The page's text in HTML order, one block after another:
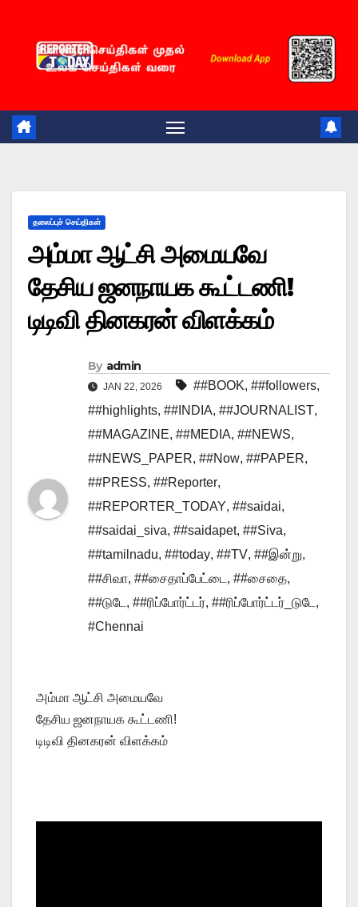
content
தலைப்புச் செய்திகள்
அம்மா ஆட்சி அமையவே
தேசிய ஜனநாயக கூட்டணி!
டிடிவி தினகரன் விளக்கம்
By admin
JAN 22, 2026 ##BOOK, ##followers,
##highlights, ##INDIA, ##JOURNALIST,
##MAGAZINE, ##MEDIA, ##NEWS,
##NEWS_PAPER, ##Now, ##PAPER,
##PRESS, ##Reporter,
##REPORTER_TODAY, ##saidai,
##saidai_siva, ##saidapet, ##Siva,
##tamilnadu, ##today, ##TV, ##இன்று,
##சிவா, ##சைதாப்பேட்டை , ##சைதை,
##டுடே , ##ரிப்போர்ட்டர், ##ரிப்போர்ட்டர்_டுடே ,
#Chennai
அம்மா ஆட்சி அமையவே
தேசிய ஜனநாயக கூட்டணி!
டிடிவி தினகரன் விளக்கம்